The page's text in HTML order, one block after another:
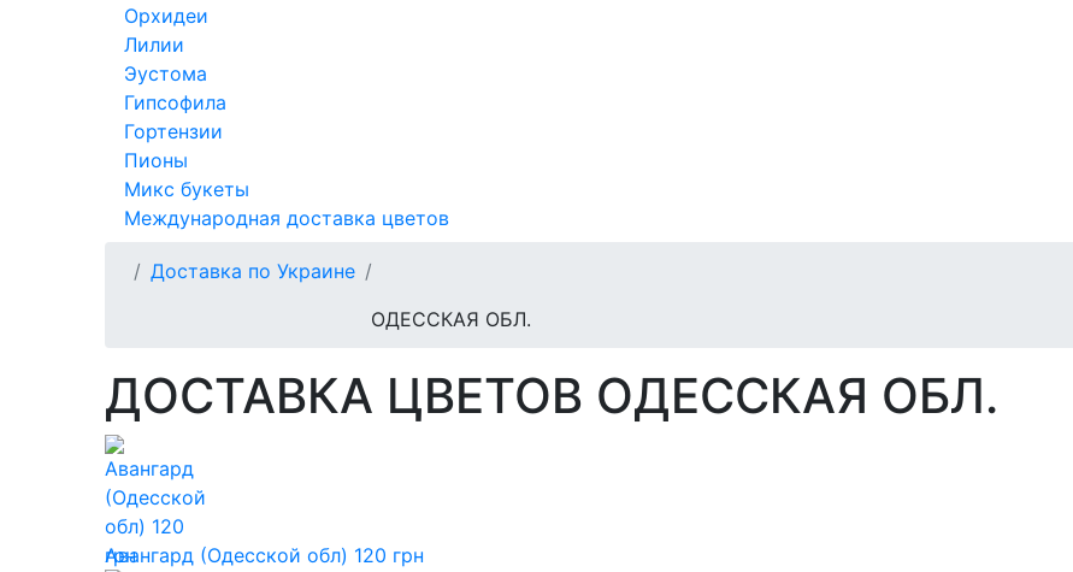
Орхидеи
Лилии
Эустома
Гипсофила
Гортензии
Пионы
Микс букеты
Международная доставка цветов
Доставка по Украине
ОДЕССКАЯ ОБЛ.
ДОСТАВКА ЦВЕТОВ ОДЕССКАЯ ОБЛ.
Авангард (Одесской обл) 120 грн